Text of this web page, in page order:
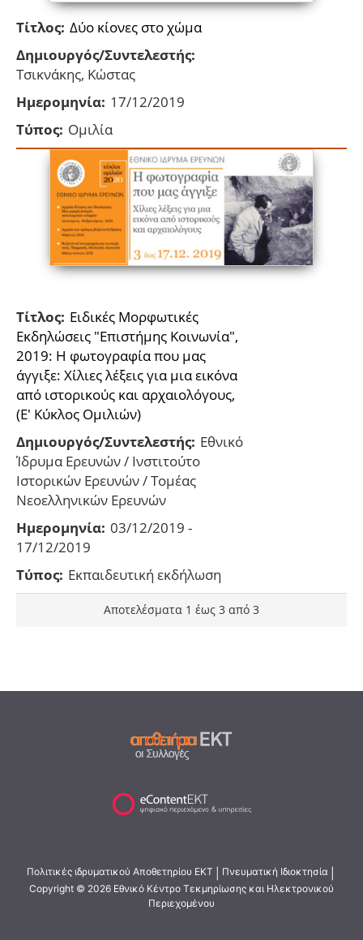
Τίτλος: Δύο κίονες στο χώμα
Δημιουργός/Συντελεστής:
Τσικνάκης, Κώστας
Ημερομηνία: 17/12/2019
Τύπος: Ομιλία
Τίτλος: Ειδικές Μορφωτικές
Εκδηλώσεις "Επιστήμης Κοινωνία",
2019: Η φωτογραφία που μας
άγγιξε: Χίλιες λέξεις για μια εικόνα
από ιστορικούς και αρχαιολόγους,
(Ε' Κύκλος Ομιλιών)
Δημιουργός/Συντελεστής: Εθνικό
Ίδρυμα Ερευνών / Ινστιτούτο
Ιστορικών Ερευνών / Τομέας
Νεοελληνικών Ερευνών
Ημερομηνία: 03/12/2019 -
17/12/2019
Τύπος: Εκπαιδευτική εκδήλωση
Αποτελέσματα 1 έως 3 από 3